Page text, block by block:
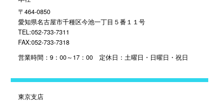
〒464-0850
愛知県名古屋市千種区今池一丁目５番１１号
TEL:052-733-7311
FAX:052-733-7318
営業時間：9：00～17：00 定休日：土曜日・日曜日・祝日
東京支店